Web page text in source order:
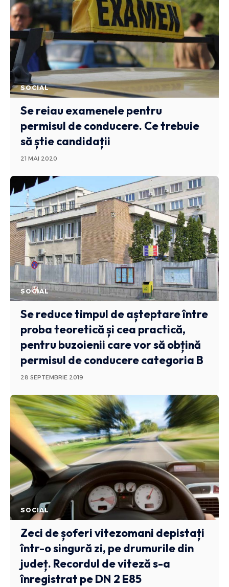
SOCIAL
Se reiau examenele pentru
permisul de conducere. Ce trebuie
să știe candidații
21 MAI 2020
SOCIAL
Se reduce timpul de așteptare între
proba teoretică și cea practică,
pentru buzoienii care vor să obțină
permisul de conducere categoria B
28 SEPTEMBRIE 2019
SOCIAL
Zeci de șoferi vitezomani depistați
într-o singură zi, pe drumurile din
județ. Recordul de viteză s-a
înregistrat pe DN 2 E85